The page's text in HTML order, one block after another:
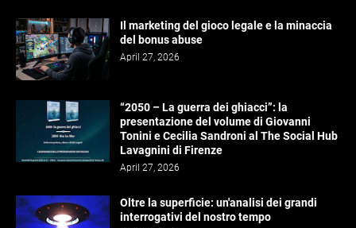
Il marketing del gioco legale e la minaccia
del bonus abuse
April 27, 2026
“2050 – La guerra dei ghiacci”: la
presentazione del volume di Giovanni
Tonini e Cecilia Sandroni al The Social Hub
Lavagnini di Firenze
April 27, 2026
Oltre la superficie: un'analisi dei grandi
interrogativi del nostro tempo